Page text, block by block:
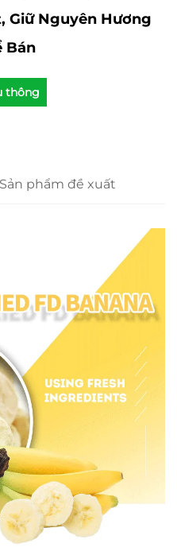
Giữ Nguyên Hương
Bán
thông
Sản phẩm đề xuất